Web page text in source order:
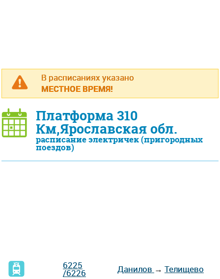
В расписаниях указано
МЕСТНОЕ ВРЕМЯ!
Платформа 310
Км,Ярославская обл.
расписание электричек (пригородных
поездов)
6225
/6226 Данилов → Телищево